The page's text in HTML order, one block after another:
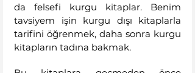
da felsefi kurgu kitaplar. Benim
tavsiyem işin kurgu dışı kitaplarla
tarifini öğrenmek, daha sonra kurgu
kitapların tadına bakmak.